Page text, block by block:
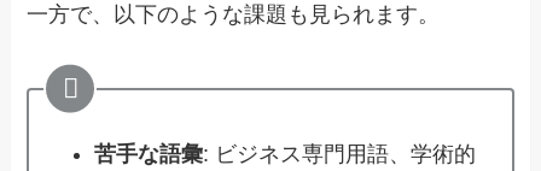
一方で、以下のような課題も見られます。
苦手な語彙: ビジネス専門用語、学術的